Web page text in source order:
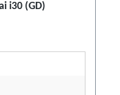
i30 (GD)